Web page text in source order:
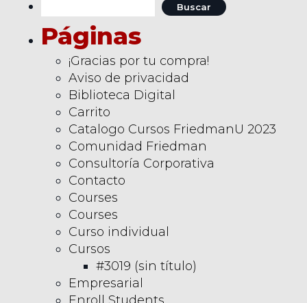
métricas/estadísticas
que miden la calidad
de la venta del
vendedor.Aprenderás
a aplicar las
siguientes
herramientas:
Resumen de
Desempeño
Individual, Resumen
de Desempeño
Semanal.Aprenderás
a calcular…
Páginas
¡Gracias por tu compra!
Aviso de privacidad
Biblioteca Digital
Carrito
Catalogo Cursos FriedmanU 2023
Comunidad Friedman
Consultoría Corporativa
Contacto
Courses
Courses
Curso individual
Cursos
#3019 (sin título)
Empresarial